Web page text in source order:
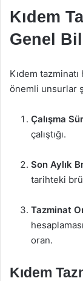
Kıdem
Genel
Kıdem tazminatı
önemli unsurlar
Çalışma
çalıştığı.
Son Aylık
tarihteki
Tazminat
oran.
Kıdem